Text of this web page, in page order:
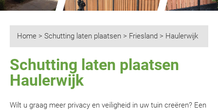
Home > Schutting laten plaatsen > Friesland > Haulerwijk
Schutting laten plaatsen
Haulerwijk
Wilt u graag meer privacy en veiligheid in uw tuin creëren? Een